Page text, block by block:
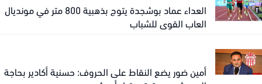
العداء عماد بوشجدة يتوج بذهبية 800 متر في مونديال
العاب القوى للشباب
أمين ضور يضع النقاط على الحروف: حسنية أكادير بحاجة